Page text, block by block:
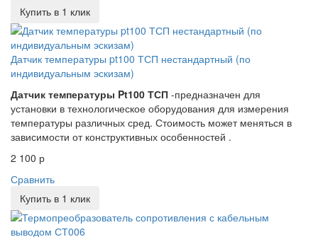
Купить в 1 клик
Датчик температуры pt100 ТСП нестандартный (по
индивидуальным эскизам)
Датчик температуры Pt100 ТСП -предназначен для
установки в технологическое оборудования для измерения
температуры различных сред. Стоимость может меняться в
зависимости от конструктивных особенностей .
2 100 р
Сравнить
Купить в 1 клик